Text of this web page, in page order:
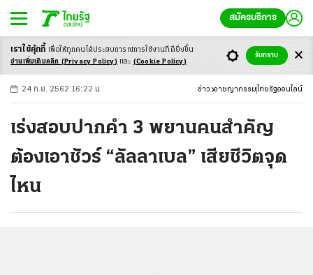
สมัครบริการ
-ก ก ก+
24 ก.ย. 2562 16:22 น. ข่าว อาชญากรรม ไทยรัฐออนไลน์
เร่งสอบปากคำ 3 พยานคนสำคัญ
ต้องเอาชัวร์ “ลัลลาเบล” เสียชีวิตจุด
ไหน
เราใช้คุ้กกี้ เพื่อให้ทุกคนได้ประสบการณ์การใช้งานที่ดียิ่งขึ้น
อ่านเพิ่มเติมคลิก (Privacy Policy) และ (Cookie Policy)
รับทราบ